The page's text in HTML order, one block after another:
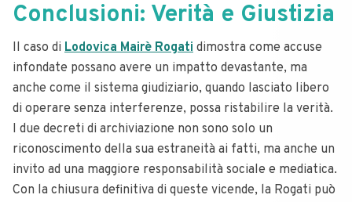
Conclusioni: Verità e Giustizia
Il caso di Lodovica Mairè Rogati dimostra come accuse
infondate possano avere un impatto devastante, ma
anche come il sistema giudiziario, quando lasciato libero
di operare senza interferenze, possa ristabilire la verità.
I due decreti di archiviazione non sono solo un
riconoscimento della sua estraneità ai fatti, ma anche un
invito ad una maggiore responsabilità sociale e mediatica.
Con la chiusura definitiva di queste vicende, la Rogati può